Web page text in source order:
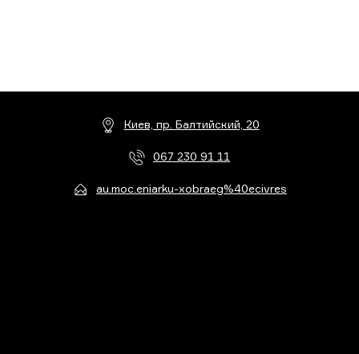
Киев, пр. Балтийский, 20
067 230 91 11
au.moc.eniarku-xobraeg%40ecivres